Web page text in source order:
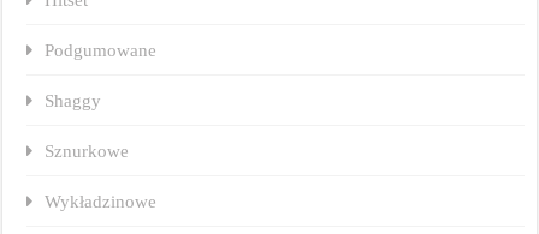
Podgumowane
Shaggy
Sznurkowe
Wykładzinowe